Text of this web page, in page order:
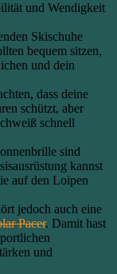
und Wendigkeit
Skischuhe
bequem sitzen,
und dein
dass deine
schützt, aber
schnell
sind
kannst
auf den Loipen
jedoch auch eine
Pacer. Damit hast
und